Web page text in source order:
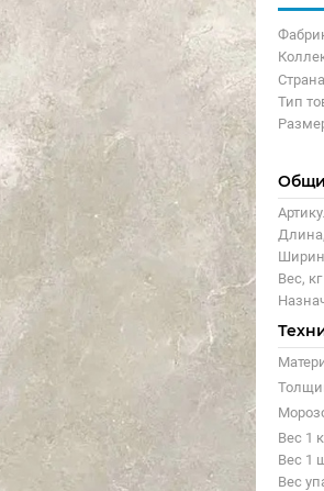
Страна
Тип
Вес, кг
Вес 1
Вес 1
Вес